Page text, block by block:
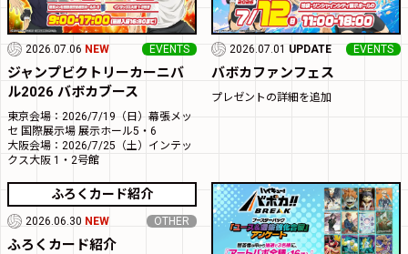
2026.07.06 NEW EVENTS
ジャンプビクトリーカーニバ
ル2026 バボカブース
東京会場：2026/7/19（日）幕張メッ
セ 国際展示場 展示ホール5・6
大阪会場：2026/7/25（土）インテッ
クス大阪 1・2号館
2026.07.01 UPDATE EVENTS
バボカファンフェス
プレゼントの詳細を追加
ふろくカード紹介
2026.06.30 NEW OTHER
ふろくカード紹介